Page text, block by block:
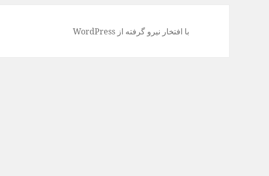
با افتخار نیرو گرفته از WordPress